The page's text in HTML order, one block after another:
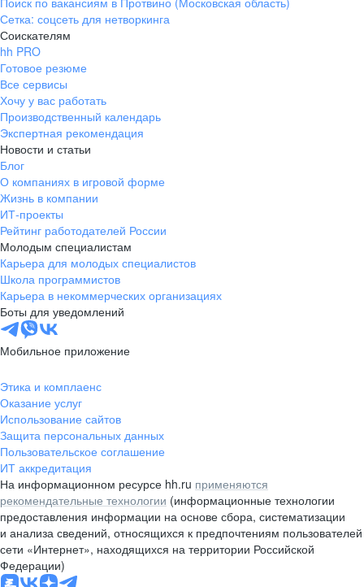
Сетка: соцсеть для нетворкинга
Соискателям
hh PRO
Готовое резюме
Все сервисы
Хочу у вас работать
Производственный календарь
Экспертная рекомендация
Новости и статьи
Блог
О компаниях в игровой форме
Жизнь в компании
ИТ-проекты
Рейтинг работодателей России
Молодым специалистам
Карьера для молодых специалистов
Школа программистов
Карьера в некоммерческих организациях
Боты для уведомлений
Мобильное приложение
Этика и комплаенс
Оказание услуг
Использование сайтов
Защита персональных данных
Пользовательское соглашение
ИТ аккредитация
На информационном ресурсе hh.ru применяются
рекомендательные технологии (информационные технологии
предоставления информации на основе сбора, систематизации
и анализа сведений, относящихся к предпочтениям пользователей
сети «Интернет», находящихся на территории Российской
Федерации)